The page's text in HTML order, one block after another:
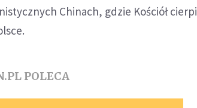
Chinach, gdzie Kościół cierpi
POLECA